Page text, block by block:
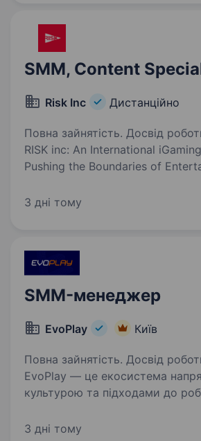
SMM, Content
Risk Inc Дистанційно
Повна зайнятість. Досвід
RISK inc: An International
Pushing the Boundaries of
specializing in identifying and
3 дні тому
SMM-менеджер
EvoPlay Київ
Повна зайнятість. Досвід
EvoPlay — це екосистема
культурою та підходами до
кар'єрним цілям і амбіціям. Ми
3 дні тому